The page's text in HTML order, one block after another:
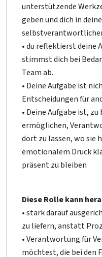
unterstützende
geben und dich in
• du reflektierst deine
stimmst dich bei
Team ab.
• Deine Aufgabe ist
Entscheidungen für
• Deine Aufgabe ist,
ermöglichen,
dort zu lassen, wo sie
emotionalem Druck
präsent zu bleiben
Diese Rolle kann
• stark darauf
zu liefern, anstatt
• Verantwortung für
möchtest, die bei den